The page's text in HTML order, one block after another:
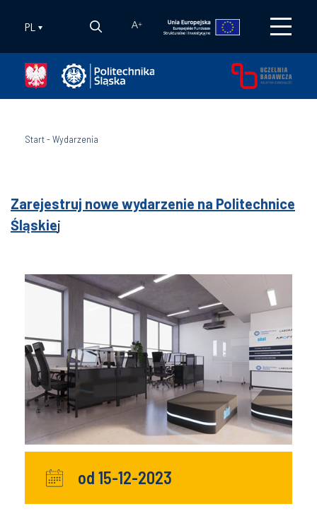
PL A+
Start-Wydarzenia
Zarejestruj nowe wydarzenie na Politechnice
Śląskiej
od 15-12-2023